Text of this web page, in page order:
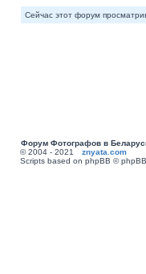
Сейчас этот форум
Форум Фотографов в
© 2004 - 2021 znyata.com
Scripts based on phpBB ©